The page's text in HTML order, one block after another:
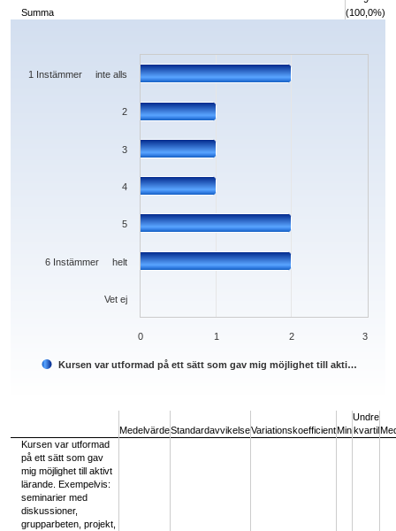
Summa
(100,0%)
Chart
The chart has 1 X axis displaying categories.
The chart has 1 Y axis displaying values. Data ranges from 0 to 2.
Kursen var utformad på ett sätt som gav mig möjlighet till akti…
Vet ej
6 Instämmer helt
5
4
3
2
1 Instämmer inte alls
0 1 2 3
MedelvärdeStandardavvikelseVariationskoefficientMin
Undre
kvartil
Kursen var utformad
på ett sätt som gav
mig möjlighet till aktivt
lärande. Exempelvis:
seminarier med
diskussioner,
grupparbeten, projekt,